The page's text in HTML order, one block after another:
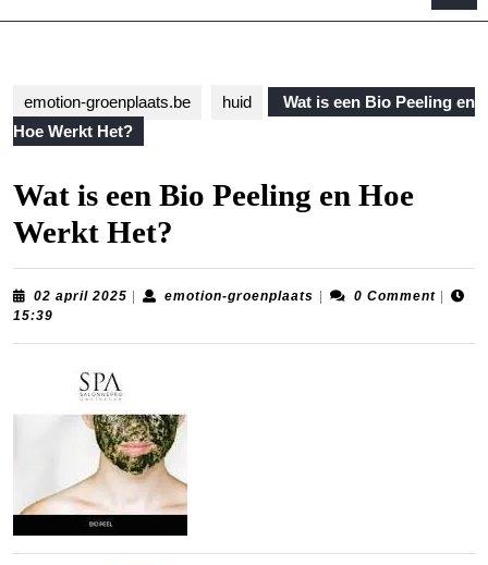
emotion-groenplaats.be huid
Wat is een Bio Peeling en
Hoe Werkt Het?
Wat is een Bio Peeling en Hoe
Werkt Het?
02 april 2025 02
emotion-groenplaats emotion-0 Comment
15:39